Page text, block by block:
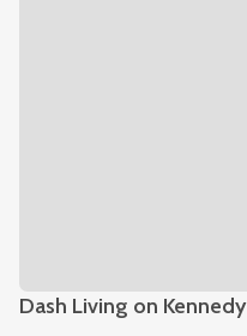
Dash Living on Kennedy